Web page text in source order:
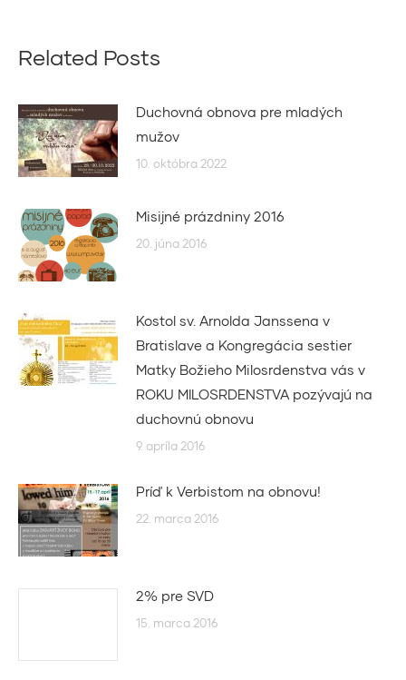
Related Posts
Duchovná obnova pre mladých
mužov
10. októbra 2022
Misijné prázdniny 2016
20. júna 2016
Kostol sv. Arnolda Janssena v
Bratislave a Kongregácia sestier
Matky Božieho Milosrdenstva vás v
ROKU MILOSRDENSTVA pozývajú na
duchovnú obnovu
9. apríla 2016
Príď k Verbistom na obnovu!
22. marca 2016
2% pre SVD
15. marca 2016